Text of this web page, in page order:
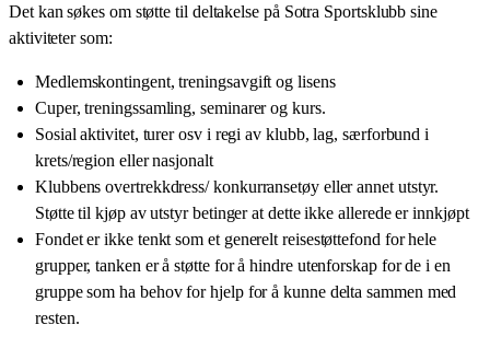
Det kan søkes om støtte til deltakelse på Sotra Sportsklubb sine
aktiviteter som:
Medlemskontingent, treningsavgift og lisens
Cuper, treningssamling, seminarer og kurs.
Sosial aktivitet, turer osv i regi av klubb, lag, særforbund i
krets/region eller nasjonalt
Klubbens overtrekkdress/ konkurransetøy eller annet utstyr.
Støtte til kjøp av utstyr betinger at dette ikke allerede er innkjøpt
Fondet er ikke tenkt som et generelt reisestøttefond for hele
grupper, tanken er å støtte for å hindre utenforskap for de i en
gruppe som ha behov for hjelp for å kunne delta sammen med
resten.